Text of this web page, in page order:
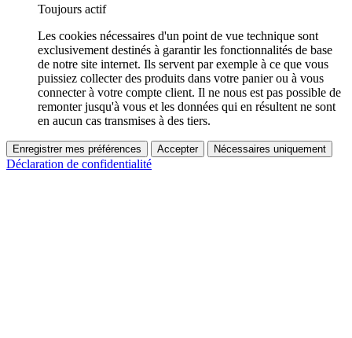
Toujours actif
Les cookies nécessaires d'un point de vue technique sont
exclusivement destinés à garantir les fonctionnalités de base
de notre site internet. Ils servent par exemple à ce que vous
puissiez collecter des produits dans votre panier ou à vous
connecter à votre compte client. Il ne nous est pas possible de
remonter jusqu'à vous et les données qui en résultent ne sont
en aucun cas transmises à des tiers.
Enregistrer mes préférences Accepter Nécessaires uniquement
Déclaration de confidentialité